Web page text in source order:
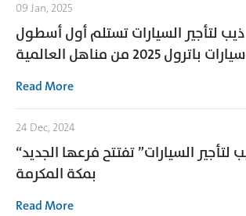
09 Jan, 2025
ذيب لتأجير السيارات تستلم أول أسطول
سيارات باترول 2025 من مناهل العالمية
Read More
24 Dec, 2024
“ذيب لتأجير السيارات” تفتتح فرعها الجديد
بمكة المكرمة
Read More